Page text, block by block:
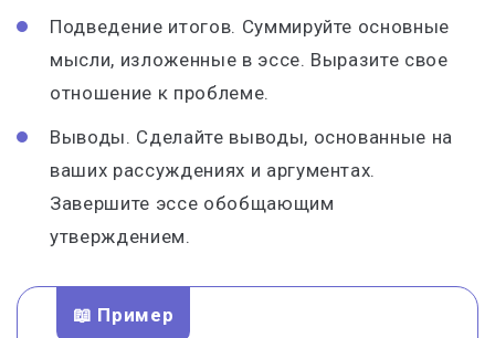
Подведение итогов. Суммируйте основные
мысли, изложенные в эссе. Выразите свое
отношение к проблеме.
Выводы. Сделайте выводы, основанные на
ваших рассуждениях и аргументах.
Завершите эссе обобщающим
утверждением.
📖 Пример